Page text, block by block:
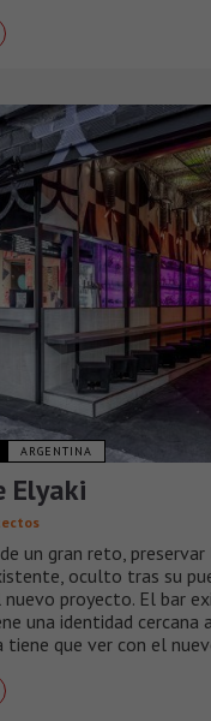
ARGENTINA
Elyaki
un gran reto,
oculto tras su
proyecto. El bar
una identidad cercana
tiene que ver con el